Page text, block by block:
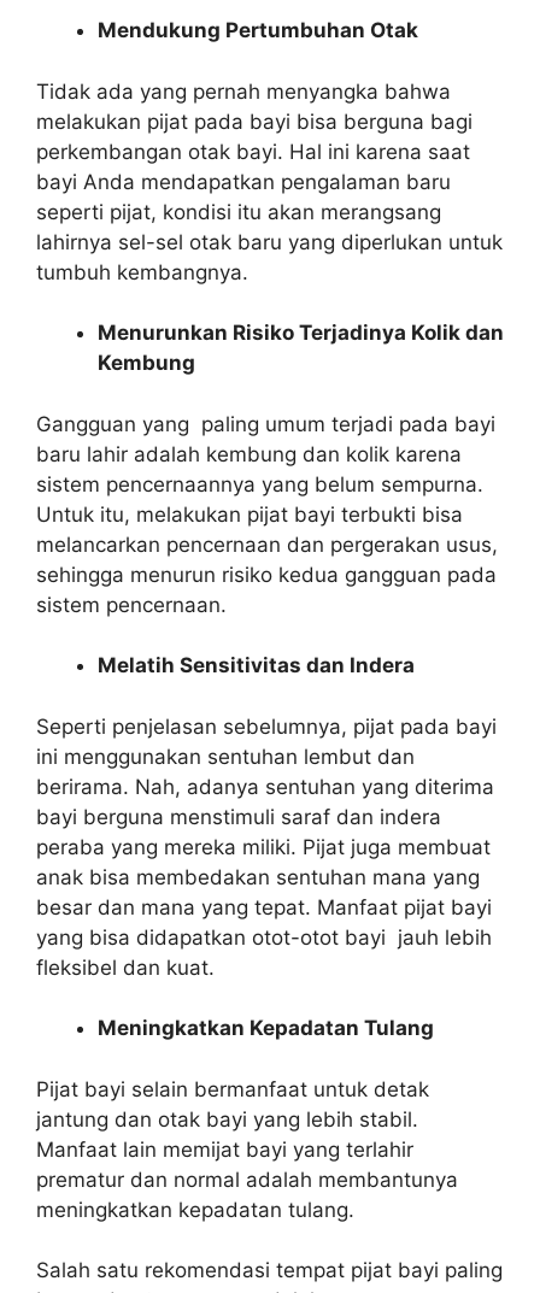
Mendukung Pertumbuhan Otak
Tidak ada yang pernah menyangka bahwa
melakukan pijat pada bayi bisa berguna bagi
perkembangan otak bayi. Hal ini karena saat
bayi Anda mendapatkan pengalaman baru
seperti pijat, kondisi itu akan merangsang
lahirnya sel-sel otak baru yang diperlukan untuk
tumbuh kembangnya.
Menurunkan Risiko Terjadinya Kolik dan
Kembung
Gangguan yang paling umum terjadi pada bayi
baru lahir adalah kembung dan kolik karena
sistem pencernaannya yang belum sempurna.
Untuk itu, melakukan pijat bayi terbukti bisa
melancarkan pencernaan dan pergerakan usus,
sehingga menurun risiko kedua gangguan pada
sistem pencernaan.
Melatih Sensitivitas dan Indera
Seperti penjelasan sebelumnya, pijat pada bayi
ini menggunakan sentuhan lembut dan
berirama. Nah, adanya sentuhan yang diterima
bayi berguna menstimuli saraf dan indera
peraba yang mereka miliki. Pijat juga membuat
anak bisa membedakan sentuhan mana yang
besar dan mana yang tepat. Manfaat pijat bayi
yang bisa didapatkan otot-otot bayi jauh lebih
fleksibel dan kuat.
Meningkatkan Kepadatan Tulang
Pijat bayi selain bermanfaat untuk detak
jantung dan otak bayi yang lebih stabil.
Manfaat lain memijat bayi yang terlahir
prematur dan normal adalah membantunya
meningkatkan kepadatan tulang.
Salah satu rekomendasi tempat pijat bayi paling